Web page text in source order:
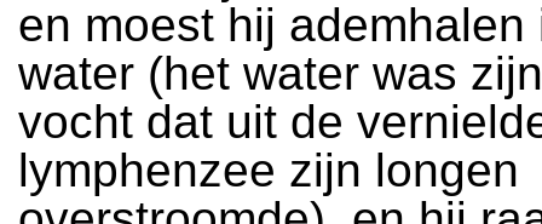
en moest hij ademhalen
water (het water was
vocht dat uit de
lymphenzee zijn longen